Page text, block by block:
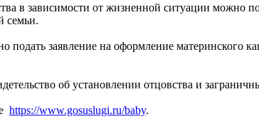
в зависимости от жизненной ситуации можно
семьи.
заявление на оформление материнского
об установлении отцовства и
https://www.gosuslugi.ru/baby.